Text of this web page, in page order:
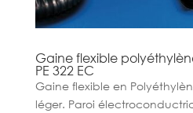
Gaine flexible
PE 322 EC
Gaine flexible en
léger. Paroi